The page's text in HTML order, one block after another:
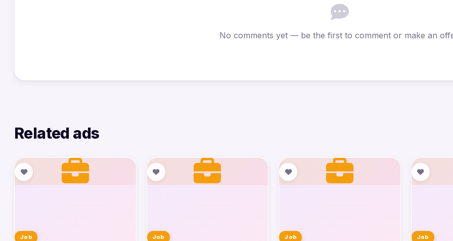
No comments yet — be the first to comment or make an
Related ads
Job Job Job Job